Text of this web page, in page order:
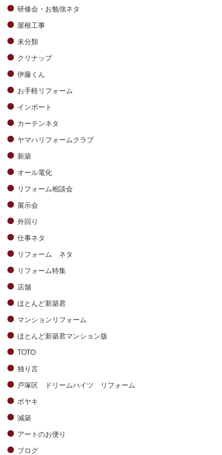
研修会・お勉強ネタ
屋根工事
未分類
クリナップ
伊藤くん
お手軽リフォーム
インポート
カーテンネタ
ヤマハリフォームクラブ
新築
オール電化
リフォーム相談会
展示会
外回り
仕事ネタ
リフォーム ネタ
リフォーム特集
店舗
ほとんど新築君
マンションリフォーム
ほとんど新築君マンション版
TOTO
独り言
戸塚区 ドリームハイツ リフォーム
ボヤキ
減築
アートのお便り
ブログ